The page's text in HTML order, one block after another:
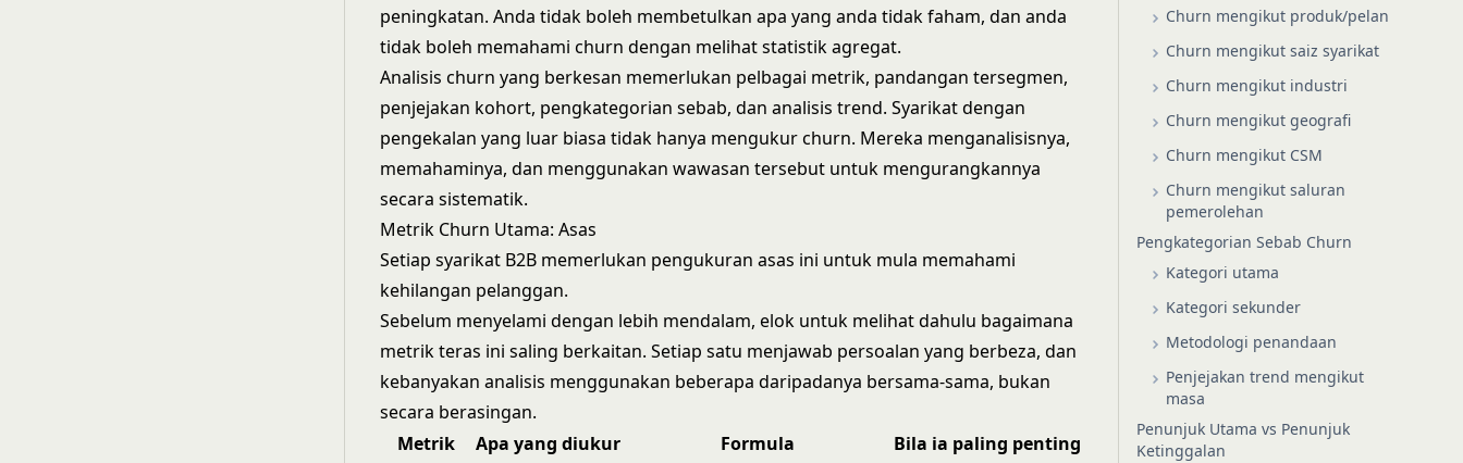
peningkatan. Anda tidak boleh membetulkan apa yang anda tidak faham, dan anda
tidak boleh memahami churn dengan melihat statistik agregat.
Analisis churn yang berkesan memerlukan pelbagai metrik, pandangan tersegmen,
penjejakan kohort, pengkategorian sebab, dan analisis trend. Syarikat dengan
pengekalan yang luar biasa tidak hanya mengukur churn. Mereka menganalisisnya,
memahaminya, dan menggunakan wawasan tersebut untuk mengurangkannya
secara sistematik.
Metrik Churn Utama: Asas
Setiap syarikat B2B memerlukan pengukuran asas ini untuk mula memahami
kehilangan pelanggan.
Sebelum menyelami dengan lebih mendalam, elok untuk melihat dahulu bagaimana
metrik teras ini saling berkaitan. Setiap satu menjawab persoalan yang berbeza, dan
kebanyakan analisis menggunakan beberapa daripadanya bersama-sama, bukan
secara berasingan.
Metrik
Apa yang diukur Formula
Bila ia paling penting
Churn mengikut produk/pelan
Churn mengikut saiz syarikat
Churn mengikut industri
Churn mengikut geografi
Churn mengikut CSM
Churn mengikut saluran
pemerolehan
Pengkategorian Sebab Churn
Kategori utama
Kategori sekunder
Metodologi penandaan
Penjejakan trend mengikut
masa
Penunjuk Utama vs Penunjuk
Ketinggalan